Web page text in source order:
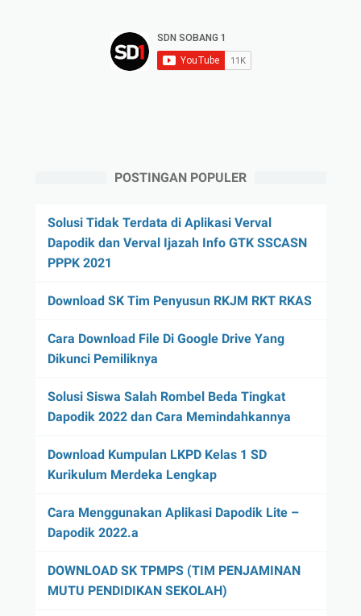
POSTINGAN POPULER
Solusi Tidak Terdata di Aplikasi Verval
Dapodik dan Verval Ijazah Info GTK SSCASN
PPPK 2021
Download SK Tim Penyusun RKJM RKT RKAS
Cara Download File Di Google Drive Yang
Dikunci Pemiliknya
Solusi Siswa Salah Rombel Beda Tingkat
Dapodik 2022 dan Cara Memindahkannya
Download Kumpulan LKPD Kelas 1 SD
Kurikulum Merdeka Lengkap
Cara Menggunakan Aplikasi Dapodik Lite –
Dapodik 2022.a
DOWNLOAD SK TPMPS (TIM PENJAMINAN
MUTU PENDIDIKAN SEKOLAH)